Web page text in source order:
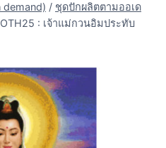
demand) / ชุดปักผลิตตามออเด
: เจ้าแม่กวนอิมประทับ